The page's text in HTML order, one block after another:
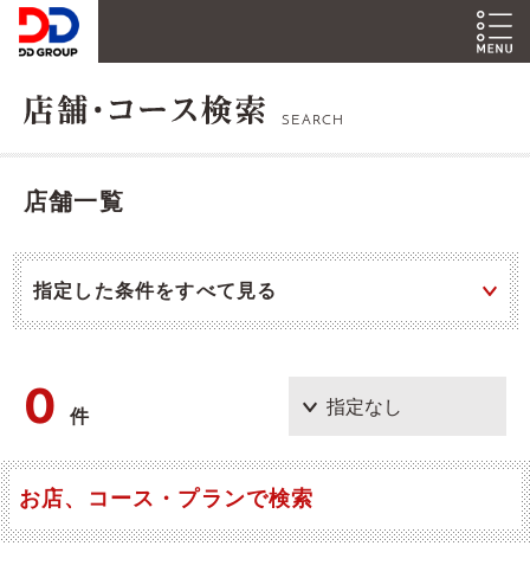
SEARCH
店舗一覧
指定した条件をすべて見る
0件
お店、コース・プランで検索